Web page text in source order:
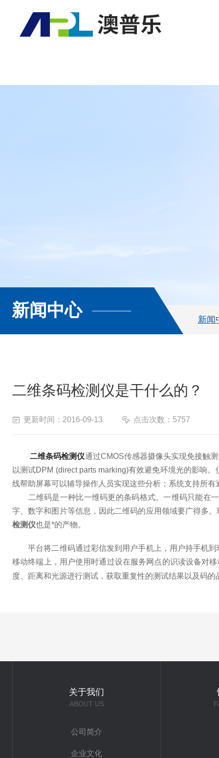
新闻中心 新闻
二维条码检测仪是干什么的？
更新时间：2016-09-13 点击次数：5757
二维条码检测仪通过CMOS传感器摄像头实现免接触
以测试DPM (direct parts marking)有效避免环境光的影响
线帮助屏幕可以辅导操作人员实现这些分析；系统支持所
二维码是一种比一维码更的条码格式。一维码只能在一
字、数字和图片等信息，因此二维码的应用领域要广得多
检测仪也是*的产物。
平台将二维码通过彩信发到用户手机上，用户持手机到
移动终端上，用户使用时通过设在服务网点的识读设备对
度、距离和光源进行测试，获取重复性的测试结果以及码
关于我们
ABOUT US
公司简介
企业文化